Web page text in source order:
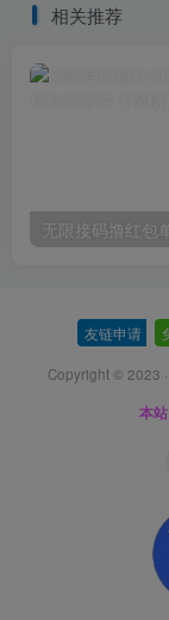
相关推荐
友链申请
Copyright © 2023 ·
本